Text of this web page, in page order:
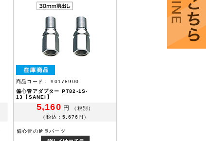
商品コード： 90178900
偏心管アダプター PT82-1S-
13【SANEI】
5,160 円
（税別）
（税込：5,676円）
偏心管の延長パーツ